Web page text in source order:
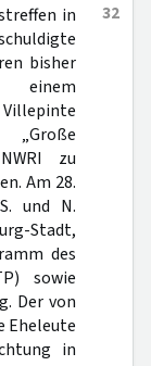
32
in
bisher
einem
Villepinte
zu
Am 28.
und N.
Stadt,
des
sowie
Der von
Eheleute
in